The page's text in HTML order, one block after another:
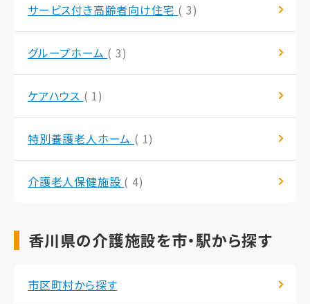
サービス付き高齢者向け住宅 ( 3)
グループホーム ( 3)
ケアハウス ( 1)
特別養護老人ホーム ( 1)
介護老人保健施設 ( 4)
香川県の介護施設を市・駅から探す
市区町村から探す